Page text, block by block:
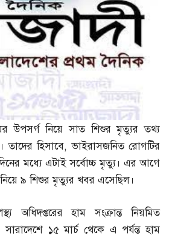
উপসর্গ নিয়ে সাত শিশুর মৃত্যুর তথ্য
তাদের হিসাবে,ভাইরাসজনিত রোগটির
মধ্যে এটাই সর্বোচ্চ মৃত্যু। এর আগে
৯ শিশুর মৃত্যুর খবর এসেছিল।
অধিদপ্তরের হাম সংক্রান্ত নিয়মিত
সারাদেশে ১৫ মার্চ থেকে এ পর্যন্ত হাম